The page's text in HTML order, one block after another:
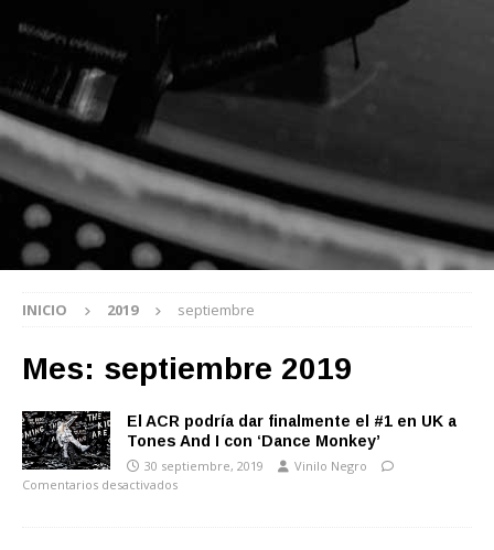
INICIO 2019 septiembre
Mes: septiembre 2019
El ACR podría dar finalmente el #1 en UK a
Tones And I con ‘Dance Monkey’
30 septiembre, 2019
Vinilo Negro
Comentarios desactivados